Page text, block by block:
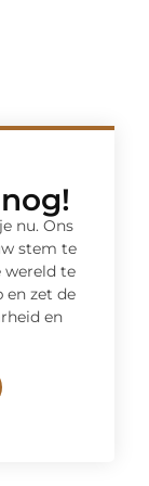
nu. Ons
stem te
wereld te
en zet de
en